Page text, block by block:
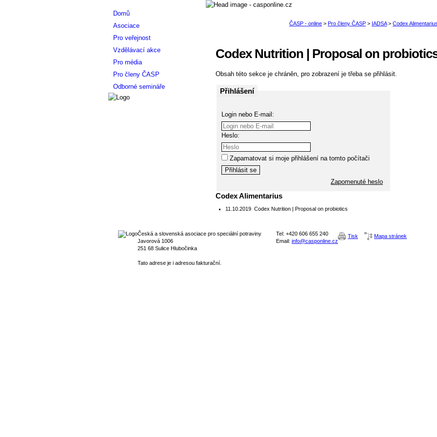
Codex Nutrition | Proposal on
Obsah této sekce je chráněn, pro zobrazení je třeba se přihlásit.
Přihlášení
Login nebo E-mail:
Heslo:
Zapamatovat si moje přihlášení na tomto počítači
Zapomenuté heslo
Codex Alimentarius
11.10.2019 Codex Nutrition | Proposal on probiotics
Domů
Asociace
Pro veřejnost
Vzdělávací akce
Pro média
Pro členy ČASP
Odborné semináře
Česká a slovenská asociace pro speciální potraviny
Javorová 1006
251 68 Sulice Hlubočinka
Tato adrese je i adresou fakturační.
Tel: +420 606 655 240
Email: info@casponline.cz
Tisk Mapa stránek